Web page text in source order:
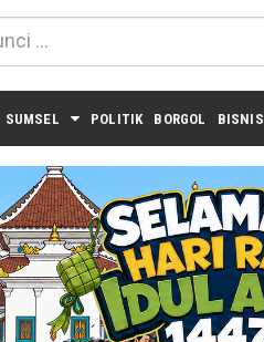
SUMSEL POLITIK BORGOL BISNIS